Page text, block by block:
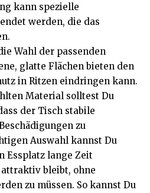
kann spezielle
werden, die das
Wahl der passenden
glatte Flächen bieten den
in Ritzen eindringen kann.
Material solltest Du
der Tisch stabile
zu
Auswahl kannst Du
Essplatz lange Zeit
bleibt, ohne
zu müssen. So kannst Du